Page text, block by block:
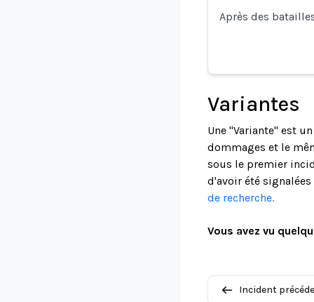
Après des
Variantes
Une "Variante" est
dommages et le
sous le premier
d'avoir été
de recherche.
Vous avez vu
Incident